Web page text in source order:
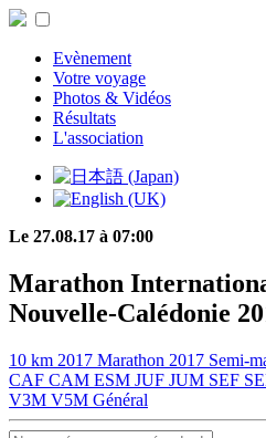
Evènement
Votre voyage
Photos & Vidéos
Résultats
L'association
Le 27.08.17 à 07:00
Marathon
Nouvelle-Calédonie
10 km 2017 Marathon 2017 Semi-
CAF CAM ESM JUF JUM SEF
V3M V5M Général